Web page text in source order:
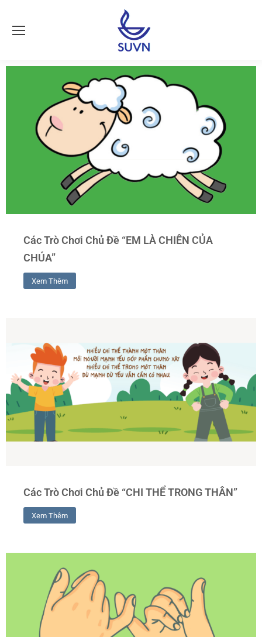
Các Trò Chơi Chủ Đề “EM LÀ CHIÊN CỦA
CHÚA”
Xem Thêm
Các Trò Chơi Chủ Đề “CHI THỂ TRONG THÂN”
Xem Thêm